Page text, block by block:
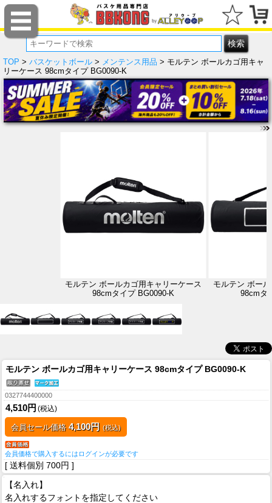
TOP > バスケットボール > メンテンス用品 > モルテン ボールカゴ用キャ
リーケース 98cmタイプ BG0090-K
モルテン ボールカゴ用キャリーケース
98cmタイプ BG0090-K
モルテン ボー
98cmタ
モルテン ボールカゴ用キャリーケース 98cmタイプ BG0090-K
0327744400000
4,510円 (税込)
会員セール価格 4,100円 (税込)
会員価格で購入するにはログインが必要です
[ 送料個別 700円 ]
【名入れ】
名入れするフォントを指定してください